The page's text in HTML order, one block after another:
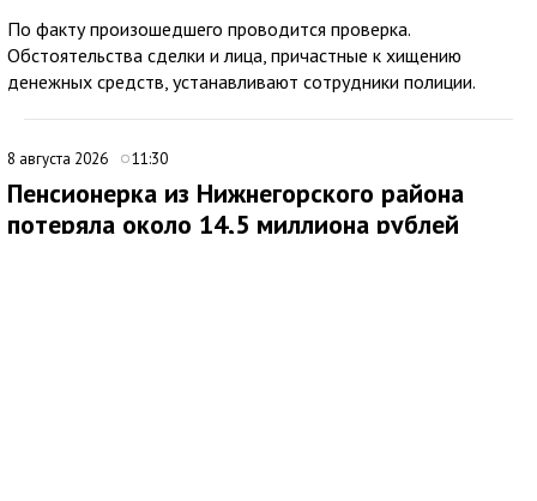
По факту произошедшего проводится проверка.
Обстоятельства сделки и лица, причастные к хищению
денежных средств, устанавливают сотрудники полиции.
8 августа 2026 11:30
Пенсионерка из Нижнегорского района
потеряла около 14,5 миллиона рублей